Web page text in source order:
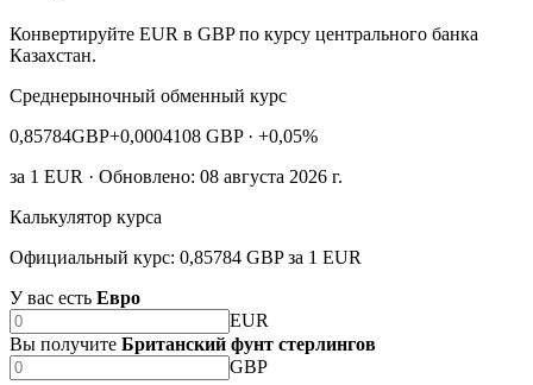
Конвертируйте EUR в GBP по курсу центрального банка
Казахстан.
Среднерыночный обменный курс
0,85784GBP+0,0004108 GBP· +0,05%
за 1 EUR · Обновлено: 08 августа 2026 г.
Калькулятор курса
Официальный курс: 0,85784 GBP за 1 EUR
У вас есть Евро
EUR
Вы получите Британский фунт стерлингов
GBP